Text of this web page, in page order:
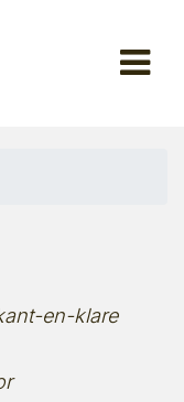
en-klare